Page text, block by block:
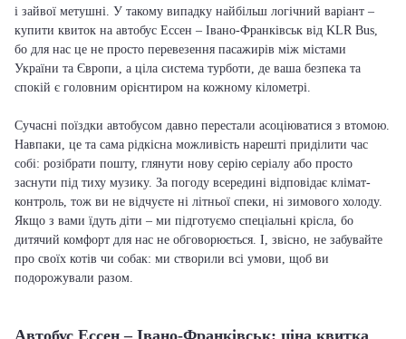
і зайвої метушні. У такому випадку найбільш логічний варіант –
купити квиток на автобус Ессен – Івано-Франківськ від KLR Bus,
бо для нас це не просто перевезення пасажирів між містами
України та Європи, а ціла система турботи, де ваша безпека та
спокій є головним орієнтиром на кожному кілометрі.
Сучасні поїздки автобусом давно перестали асоціюватися з втомою.
Навпаки, це та сама рідкісна можливість нарешті приділити час
собі: розібрати пошту, глянути нову серію серіалу або просто
заснути під тиху музику. За погоду всередині відповідає клімат-
контроль, тож ви не відчуєте ні літньої спеки, ні зимового холоду.
Якщо з вами їдуть діти – ми підготуємо спеціальні крісла, бо
дитячий комфорт для нас не обговорюється. І, звісно, не забувайте
про своїх котів чи собак: ми створили всі умови, щоб ви
подорожували разом.
Автобус Ессен – Івано-Франківськ: ціна квитка